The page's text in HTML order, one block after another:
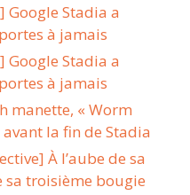
Google Stadia a
à jamais
Google Stadia a
à jamais
manette, « Worm
la fin de Stadia
À l’aube de sa
troisième bougie